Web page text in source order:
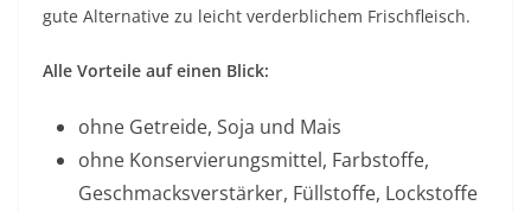
gute Alternative zu leicht verderblichem Frischfleisch.
Alle Vorteile auf einen Blick:
ohne Getreide, Soja und Mais
ohne Konservierungsmittel, Farbstoffe,
Geschmacksverstärker, Füllstoffe, Lockstoffe